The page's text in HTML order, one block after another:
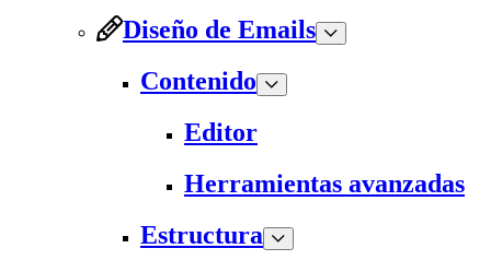
Diseño de Emails
Contenido
Editor
Herramientas avanzadas
Estructura